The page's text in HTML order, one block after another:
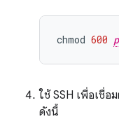
chmod 600
ใช้ SSH เพื่อเชื่อ
ดังนี้